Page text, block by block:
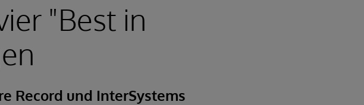
"Best in
Record und InterSystems